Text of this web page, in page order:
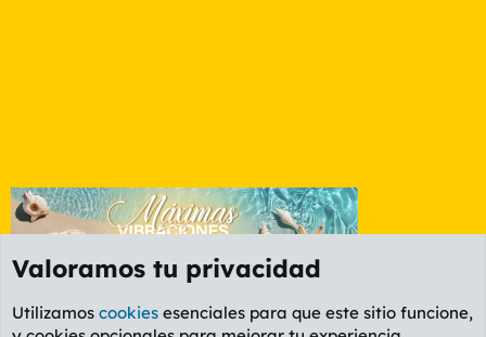
Valoramos tu privacidad
Utilizamos cookies esenciales para que este sitio funcione,